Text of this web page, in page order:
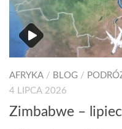
AFRYKA / BLOG /
4 LIPCA 2026
Zimbabwe –